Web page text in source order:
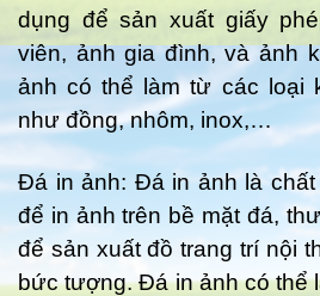
dụng để sản xuất giấy
viên, ảnh gia đình, và ảnh
ảnh có thể làm từ các loại
như đồng, nhôm, inox,…
Đá in ảnh: Đá in ảnh là
để in ảnh trên bề mặt đá,
để sản xuất đồ trang trí nội
bức tượng. Đá in ảnh có thể